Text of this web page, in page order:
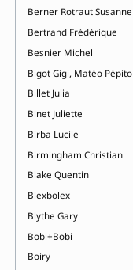
Berner Rotraut Susanne
Bertrand Frédérique
Besnier Michel
Bigot Gigi, Matéo Pépito
Billet Julia
Binet Juliette
Birba Lucile
Birmingham Christian
Blake Quentin
Blexbolex
Blythe Gary
Bobi+Bobi
Boiry